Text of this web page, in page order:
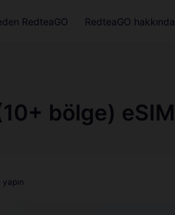
RedteaGO RedteaGO hakkında
bölge) eSIM